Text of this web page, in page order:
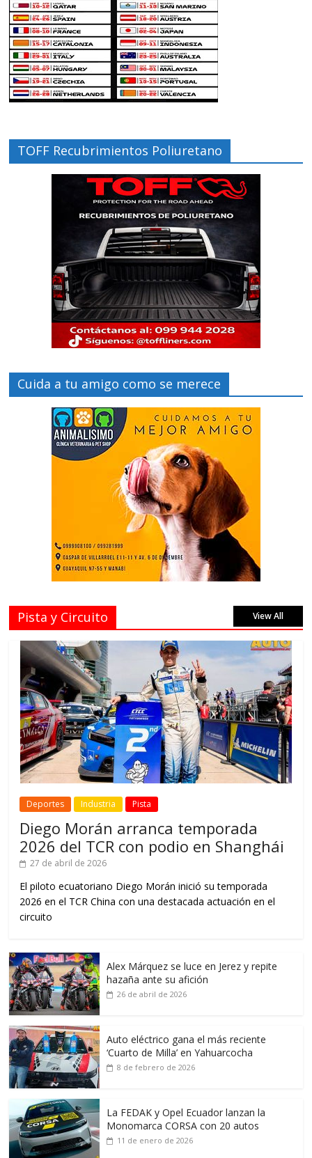
TOFF Recubrimientos Poliuretano
Cuida a tu amigo como se merece
Pista y Circuito View All
Deportes Industria Pista
Diego Morán arranca temporada
2026 del TCR con podio en Shanghái
27 de abril de 2026
El piloto ecuatoriano Diego Morán inició su temporada
2026 en el TCR China con una destacada actuación en el
circuito
Alex Márquez se luce en Jerez y repite
hazaña ante su afición
26 de abril de 2026
Auto eléctrico gana el más reciente
‘Cuarto de Milla’ en Yahuarcocha
8 de febrero de 2026
La FEDAK y Opel Ecuador lanzan la
Monomarca CORSA con 20 autos
11 de enero de 2026